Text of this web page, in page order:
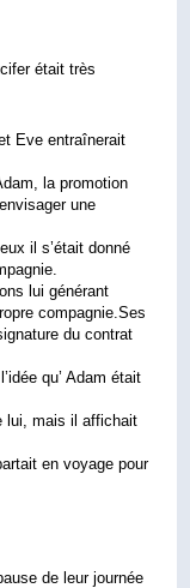
était très
Eve entraînerait
la promotion
une
il s’était donné
lui générant
compagnie. Ses
du contrat
qu’ Adam était
lui, mais il affichait
en voyage pour
de leur journée